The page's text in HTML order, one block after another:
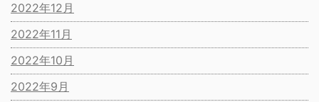
2022年12月
2022年11月
2022年10月
2022年9月